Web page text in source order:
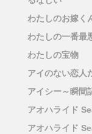
わたしのお嫁く
わたしの一番最
わたしの宝物
アイのない恋人
アイシー～瞬間
アオハライド
アオハライド